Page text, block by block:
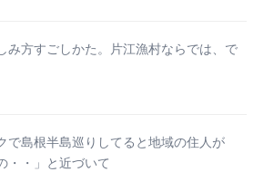
み方すごしかた。片江漁村ならでは、で
で島根半島巡りしてると地域の住人が
・・」と近づいて